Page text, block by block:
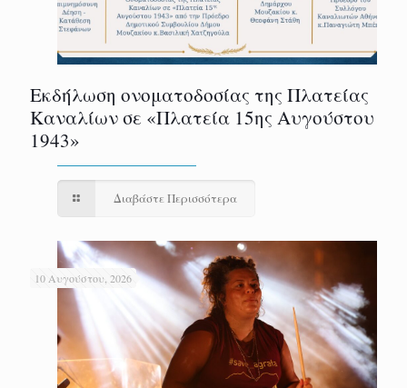
Εκδήλωση ονοματοδοσίας της Πλατείας
Καναλίων σε «Πλατεία 15ης Αυγούστου
1943»
Διαβάστε Περισσότερα
10 Αυγούστου, 2026